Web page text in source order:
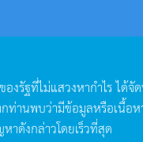
งรัฐที่ไม่แสวงหากำไรได้จั
ท่านพบว่ามีข้อมูลหรือเนื้อห
าดังกล่าวโดยเร็วที่สุด